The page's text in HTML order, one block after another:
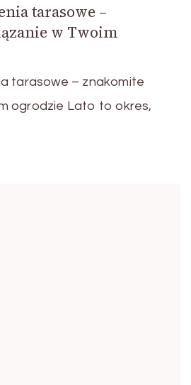
tarasowe –
w Twoim
tarasowe – znakomite
ogrodzie Lato to okres,